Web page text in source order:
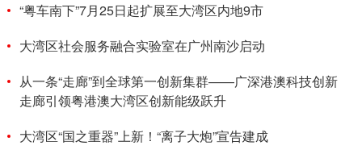
“粤车南下”7月25日起扩展至大湾区内地9市
大湾区社会服务融合实验室在广州南沙启动
从一条“走廊”到全球第一创新集群——广深港澳科技创新
走廊引领粤港澳大湾区创新能级跃升
大湾区“国之重器”上新！“离子大炮”宣告建成